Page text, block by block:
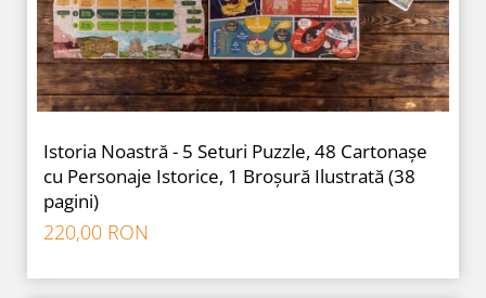
Istoria Noastră - 5 Seturi Puzzle, 48 Cartonașe
cu Personaje Istorice, 1 Broșură Ilustrată (38
pagini)
220,00 RON